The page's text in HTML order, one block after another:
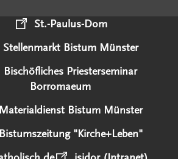
St.-Paulus-Dom
Stellenmarkt Bistum Münster
Bischöfliches Priesterseminar
Borromaeum
Materialdienst Bistum Münster
Bistumszeitung "Kirche+Leben"